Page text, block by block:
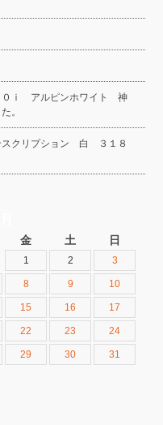
０ｉ アルピンホワイト 神
。
スクリプション 白 ３１８
金 土 日
1 2 3
8 9 10
15 16 17
22 23 24
29 30
31